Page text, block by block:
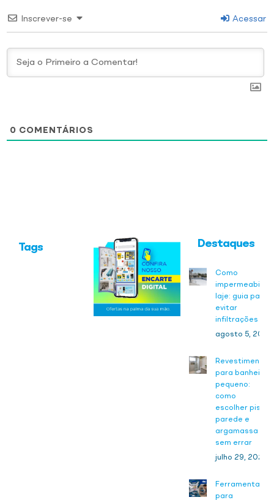
Inscrever-se Acessar
0 COMENTÁRIOS
Destaques
Como
laje: guia para
evitar
infiltrações
agosto 5, 2026
Revestimento
para banheiro
pequeno:
como
escolher piso,
parede e
argamassa
sem errar
julho 29, 2026
Ferramentas
para
Tags